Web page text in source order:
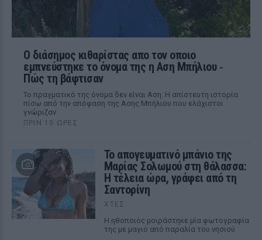
Ο διάσημος κιθαρίστας απο τον οποιο
εμπνεύστηκε το όνομα της η Αση Μπήλιου ‑
Πώς τη βάφτισαν
Το πραγματικό της όνομα δεν είναι Αση: Η απίστευτη ιστορία
πίσω από την απόφαση της Ασης Μπήλιου που ελάχιστοι
γνώριζαν
ΠΡΙΝ 10 ΏΡΕΣ
Το απογευματινό μπάνιο της
Μαρίας Σολωμού στη θάλασσα:
Η τέλεια ώρα, γράφει από τη
Σαντορίνη
ΧΤΕΣ
Η ηθοποιός μοιράστηκε μία φωτογραφία
της με μαγιό από παραλία του νησιού